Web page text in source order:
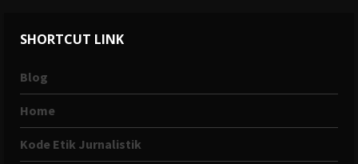
SHORTCUT LINK
Blog
Home
Kode Etik Jurnalistik